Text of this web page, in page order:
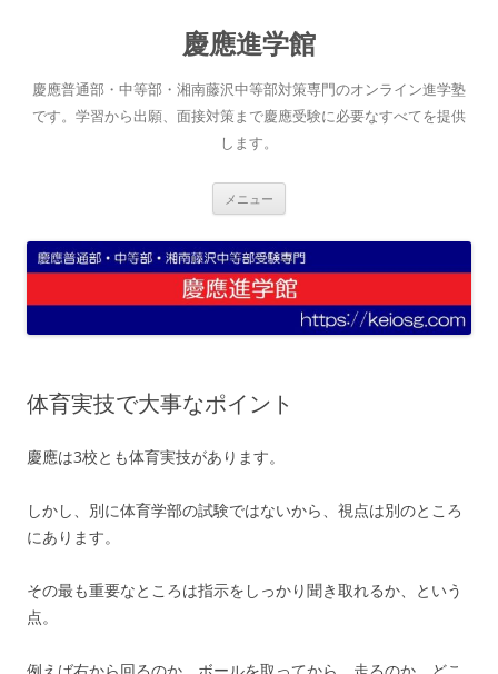
へ
ス
キ
慶應進学館
慶應普通部・中等部・湘南藤沢中等部対策専門のオンライン進学塾
です。学習から出願、面接対策まで慶應受験に必要なすべてを提供
します。
メニュー
体育実技で大事なポイント
慶應は3校とも体育実技があります。
しかし、別に体育学部の試験ではないから、視点は別のところ
にあります。
その最も重要なところは指示をしっかり聞き取れるか、という
点。